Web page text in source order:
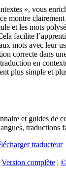
», vous
montre
et les mots
facilite
mots avec leur
correcte dans
en
plus simple et
et guides de
traductions
Version complète |